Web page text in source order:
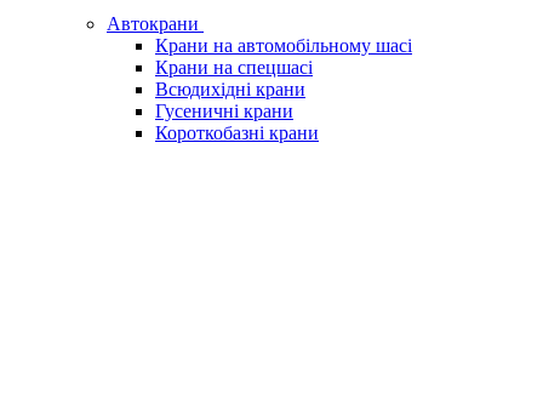
Автокрани
Крани на автомобільному шасі
Крани на спецшасі
Всюдихідні крани
Гусеничні крани
Короткобазні крани